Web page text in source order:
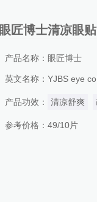
眼匠博士清凉眼贴
产品名称：眼匠博士
英文名称：YJBS eye
产品功效： 清凉舒爽
参考价格：49/10片